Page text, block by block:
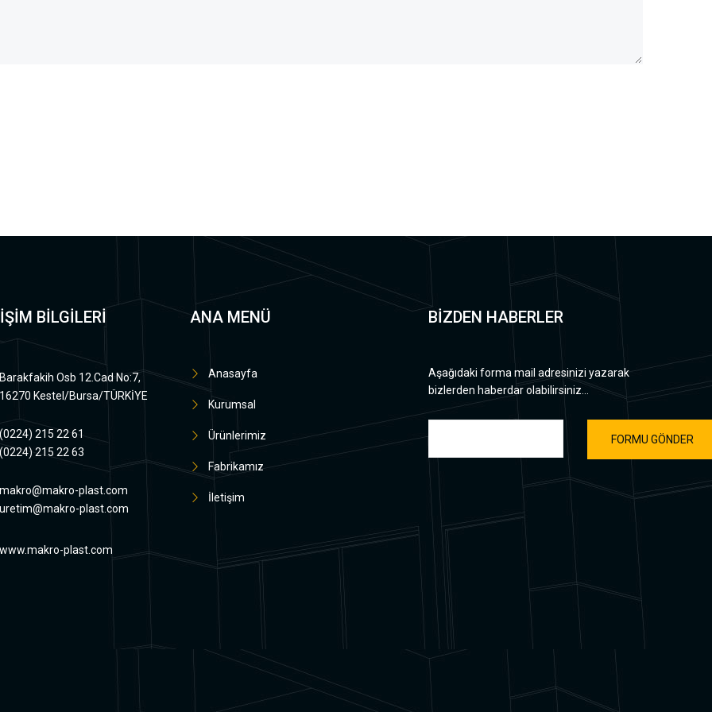
BİLGİLERİ
Barakfakih Osb 12.Cad No:7,
16270 Kestel/Bursa/TÜRKİYE
(0224) 215 22 61
(0224) 215 22 63
makro@makro-plast.com
uretim@makro-plast.com
www.makro-plast.com
ANA MENÜ
Anasayfa
Kurumsal
Ürünlerimiz
Fabrikamız
İletişim
BİZDEN HABERLER
Aşağıdaki forma mail adresinizi yazarak
bizlerden haberdar olabilirsiniz...